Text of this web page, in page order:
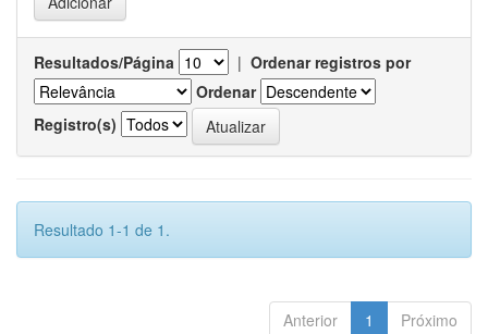
Resultados/Página | Ordenar registros por
Ordenar
Registro(s)
Resultado 1-1 de 1.
Anterior 1 Próximo